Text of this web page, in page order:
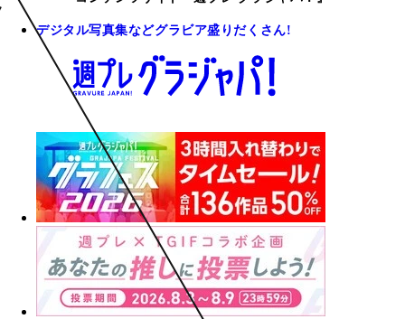
デジタル写真集などグラビア盛りだくさん!